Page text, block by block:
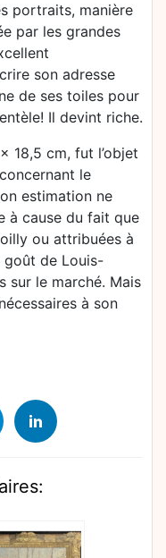
portraits, manière
par les grandes
son adresse
de ses toiles pour
Il devint riche.
18,5 cm, fut l’objet
le
estimation ne
à cause du fait que
ou attribuées à
goût de Louis-
sur le marché. Mais
à son